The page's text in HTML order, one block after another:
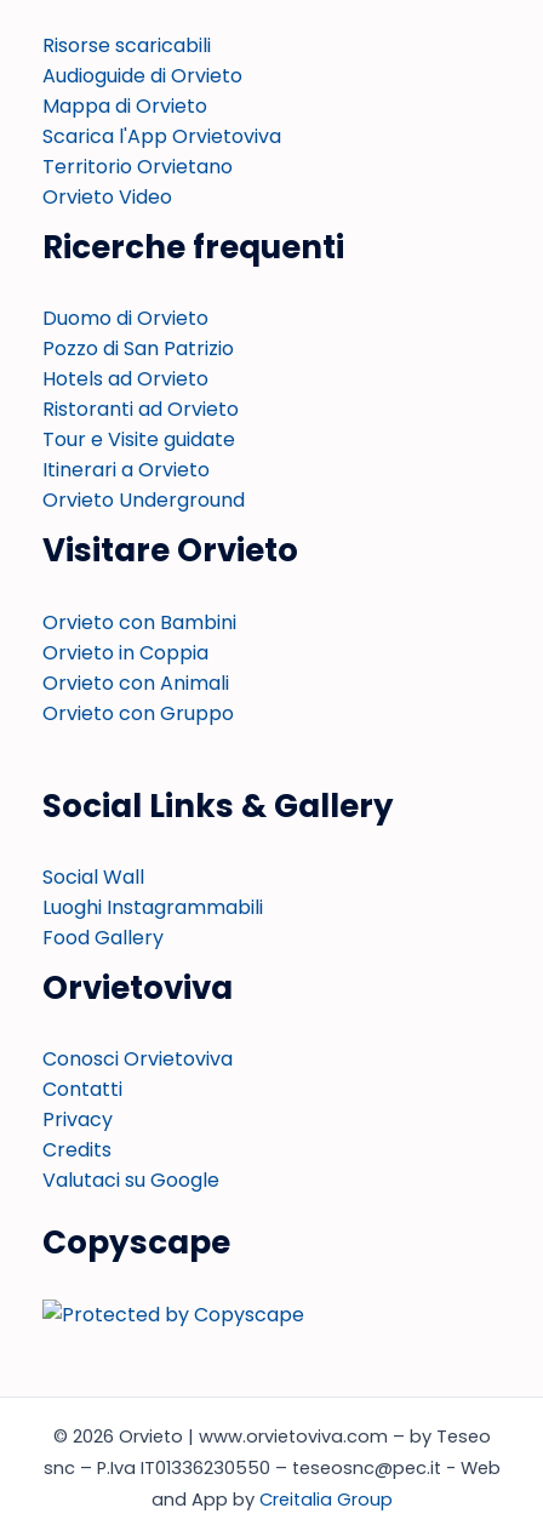
Risorse scaricabili
Audioguide di Orvieto
Mappa di Orvieto
Scarica l'App Orvietoviva
Territorio Orvietano
Orvieto Video
Ricerche frequenti
Duomo di Orvieto
Pozzo di San Patrizio
Hotels ad Orvieto
Ristoranti ad Orvieto
Tour e Visite guidate
Itinerari a Orvieto
Orvieto Underground
Visitare Orvieto
Orvieto con Bambini
Orvieto in Coppia
Orvieto con Animali
Orvieto con Gruppo
Social Links & Gallery
Social Wall
Luoghi Instagrammabili
Food Gallery
Orvietoviva
Conosci Orvietoviva
Contatti
Privacy
Credits
Valutaci su Google
Copyscape
© 2026 Orvieto | www.orvietoviva.com – by Teseo
snc – P.Iva IT01336230550 – teseosnc@pec.it - Web
and App by Creitalia Group